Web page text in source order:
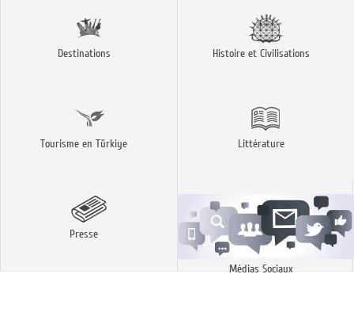
Destinations Histoire et Civilisations
Tourisme en Türkiye Littérature
Presse
Médias Sociaux